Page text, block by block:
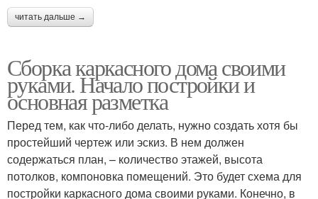
читать дальше →
Сборка каркасного дома своими
руками. Начало постройки и
основная разметка
Перед тем, как что-либо делать, нужно создать хотя бы
простейший чертеж или эскиз. В нем должен
содержаться план, – количество этажей, высота
потолков, компоновка помещений. Это будет схема для
постройки каркасного дома своими руками. Конечно, в